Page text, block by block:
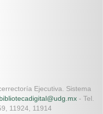
Ejecutiva. Sistema
bibliotecadigital@udg.mx - Tel.
11924, 11914